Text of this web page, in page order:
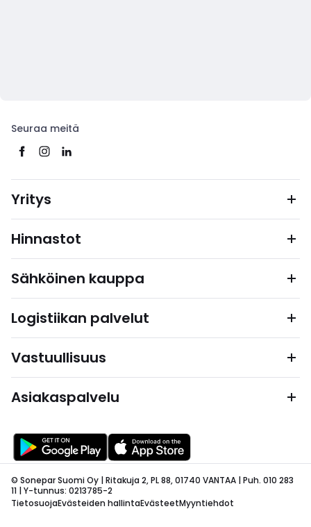
Seuraa meitä
Yritys
Hinnastot
Sähköinen kauppa
Logistiikan palvelut
Vastuullisuus
Asiakaspalvelu
© Sonepar Suomi Oy | Ritakuja 2, PL 88, 01740 VANTAA | Puh. 010 283
11 | Y-tunnus: 0213785-2
TietosuojaEvästeiden hallintaEvästeetMyyntiehdot